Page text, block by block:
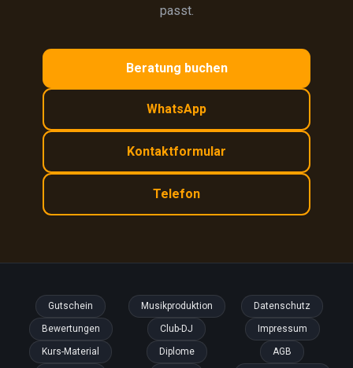
passt.
Beratung buchen
WhatsApp
Kontaktformular
Telefon
Gutschein
Bewertungen
Kurs-Material
Musikproduktion
Club-DJ
Diplome
Datenschutz
Impressum
AGB